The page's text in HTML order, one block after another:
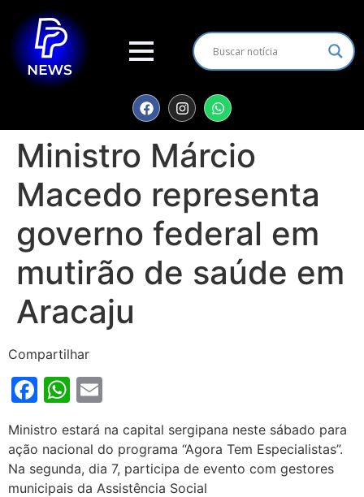
Ministro Márcio
Macedo representa
governo federal em
mutirão de saúde em
Aracaju
Compartilhar
Facebook
WhatsApp
Ministro estará na capital sergipana neste sábado para
ação nacional do programa “Agora Tem Especialistas”.
Na segunda, dia 7, participa de evento com gestores
municipais da Assistência Social